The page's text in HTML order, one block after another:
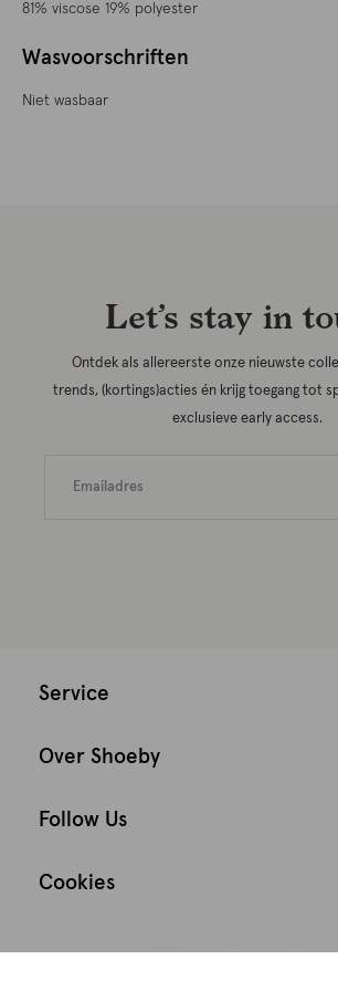
81% viscose 19% polyester
Wasvoorschriften
Niet wasbaar
Let’s stay in
Ontdek als allereerste onze nieuwste
trends, (kortings)acties én krijg toegang tot
exclusieve early access.
Service
Over Shoeby
Follow Us
Cookies